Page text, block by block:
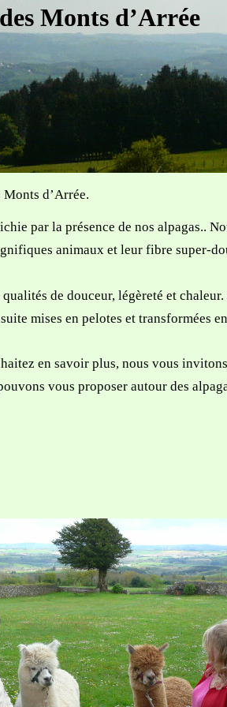
Monts d’Arrée
d’Arrée.
par la présence de nos alpagas..
animaux et leur fibre super-
de douceur, légèreté et
mises en pelotes et transformées
en savoir plus, nous vous
vous proposer autour des